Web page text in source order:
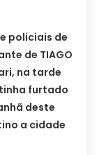
policiais de
de TIAGO
na tarde
furtado
deste
a cidade